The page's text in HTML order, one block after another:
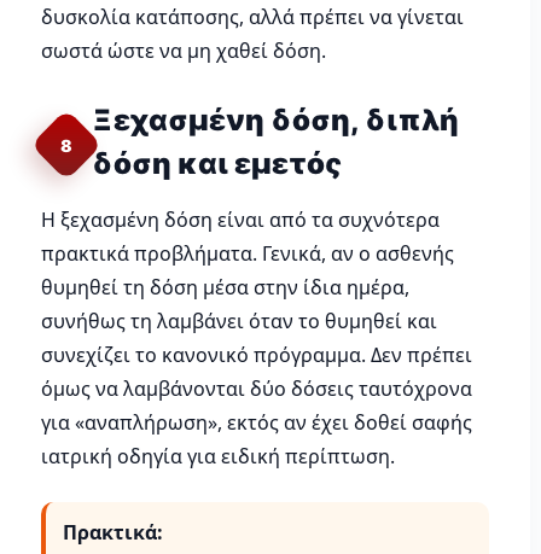
δυσκολία κατάποσης, αλλά πρέπει να γίνεται
σωστά ώστε να μη χαθεί δόση.
8
Ξεχασμένη δόση, διπλή
δόση και εμετός
Η ξεχασμένη δόση είναι από τα συχνότερα
πρακτικά προβλήματα. Γενικά, αν ο ασθενής
θυμηθεί τη δόση μέσα στην ίδια ημέρα,
συνήθως τη λαμβάνει όταν το θυμηθεί και
συνεχίζει το κανονικό πρόγραμμα. Δεν πρέπει
όμως να λαμβάνονται δύο δόσεις ταυτόχρονα
για «αναπλήρωση», εκτός αν έχει δοθεί σαφής
ιατρική οδηγία για ειδική περίπτωση.
Πρακτικά: